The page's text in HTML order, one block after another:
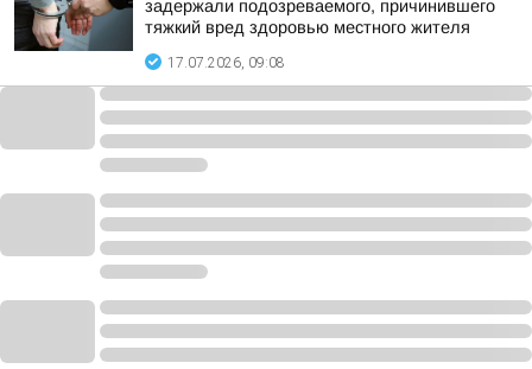
задержали подозреваемого, причинившего
тяжкий вред здоровью местного жителя
17.07.2026, 09:08